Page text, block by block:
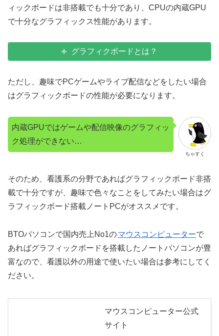
ィックボードは非搭載でも十分であり、CPUの内蔵GPU
で十分なグラフィックス性能があります。
グラフィクボードとは？
ただし、趣味でPCゲームやライブ配信などをしたい場合
はグラフィックボードの性能が必要になります。
ちゃすく
内蔵GPUではゲームや配信映像のグラフィッ
ク処理ができない…
そのため、看護系の分野であればグラフィックボード非搭
載で十分ですが、趣味で色々なことをしてみたい場合はグ
ラフィックボード搭載ノートPCがオススメです。
BTOパソコンで国内売上No1のマウスコンピューターで
あればグラフィックボードを搭載したノートパソコンが豊
富なので、看護以外の用途で使いたい場合は参考にしてく
ださい。
マウスコンピューター公式
サイト